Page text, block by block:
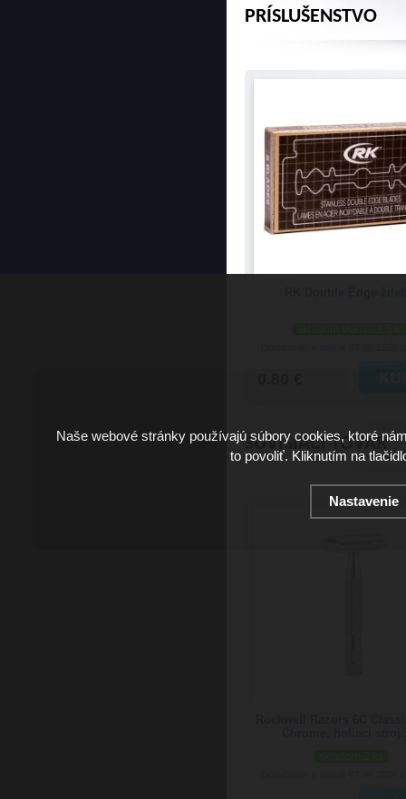
PRÍSLUŠENSTVO
SÚVISIACI TOVAR
Naše webové stránky používajú súbory cookies, ktoré
to povoliť. Kliknutím na
Nastavenie